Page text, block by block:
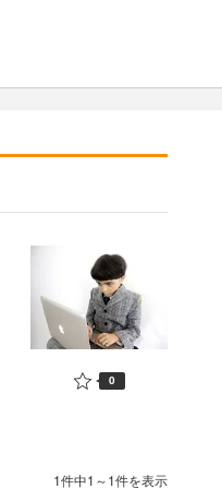
0
1件中1～1件を表示